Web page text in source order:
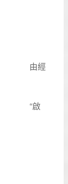
經理 由經
理 “啟